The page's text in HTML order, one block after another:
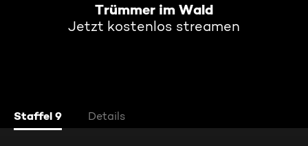
Trümmer im Wald
Jetzt kostenlos streamen
Staffel 9 Details